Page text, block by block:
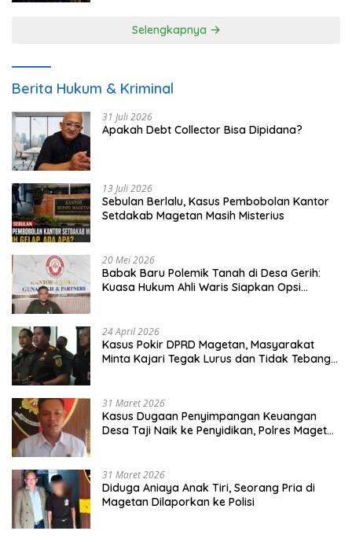
Selengkapnya
Berita Hukum & Kriminal
31 Juli 2026
Apakah Debt Collector Bisa Dipidana?
13 Juli 2026
Sebulan Berlalu, Kasus Pembobolan Kantor
Setdakab Magetan Masih Misterius
20 Mei 2026
Babak Baru Polemik Tanah di Desa Gerih:
Kuasa Hukum Ahli Waris Siapkan Opsi
24 April 2026
Kasus Pokir DPRD Magetan, Masyarakat
Minta Kajari Tegak Lurus dan Tidak Tebang
31 Maret 2026
Kasus Dugaan Penyimpangan Keuangan
Desa Taji Naik ke Penyidikan, Polres Magetan
31 Maret 2026
Diduga Aniaya Anak Tiri, Seorang Pria di
Magetan Dilaporkan ke Polisi